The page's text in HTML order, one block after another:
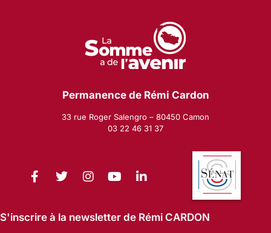
Permanence de Rémi Cardon
33 rue Roger Salengro – 80450 Camon
03 22 46 31 37
S'inscrire à la newsletter de Rémi CARDON